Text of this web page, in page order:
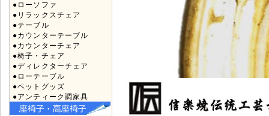
●ローソファ
●リラックスチェア
●テーブル
●カウンターテーブル
●カウンターチェア
●椅子・チェア
●ディレクターチェア
●ローテーブル
●ペットグッズ
●アンティーク調家具